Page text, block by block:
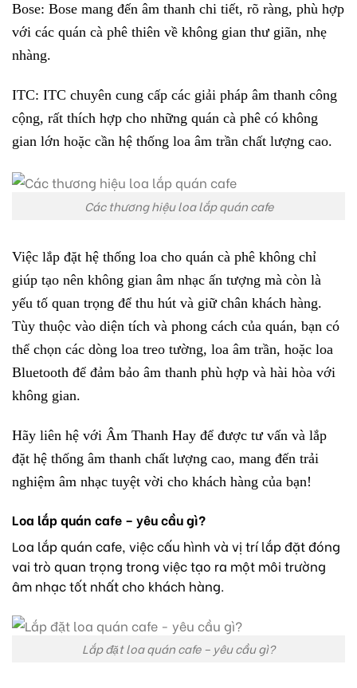
Bose: Bose mang đến âm thanh chi tiết, rõ ràng, phù hợp
với các quán cà phê thiên về không gian thư giãn, nhẹ
nhàng.
ITC: ITC chuyên cung cấp các giải pháp âm thanh công
cộng, rất thích hợp cho những quán cà phê có không
gian lớn hoặc cần hệ thống loa âm trần chất lượng cao.
Các thương hiệu loa lắp quán cafe
Việc lắp đặt hệ thống loa cho quán cà phê không chỉ
giúp tạo nên không gian âm nhạc ấn tượng mà còn là
yếu tố quan trọng để thu hút và giữ chân khách hàng.
Tùy thuộc vào diện tích và phong cách của quán, bạn có
thể chọn các dòng loa treo tường, loa âm trần, hoặc loa
Bluetooth để đảm bảo âm thanh phù hợp và hài hòa với
không gian.
Hãy liên hệ với Âm Thanh Hay để được tư vấn và lắp
đặt hệ thống âm thanh chất lượng cao, mang đến trải
nghiệm âm nhạc tuyệt vời cho khách hàng của bạn!
Loa lắp quán cafe – yêu cầu gì?
Loa lắp quán cafe, việc cấu hình và vị trí lắp đặt đóng
vai trò quan trọng trong việc tạo ra một môi trường
âm nhạc tốt nhất cho khách hàng.
Lắp đặt loa quán cafe – yêu cầu gì?